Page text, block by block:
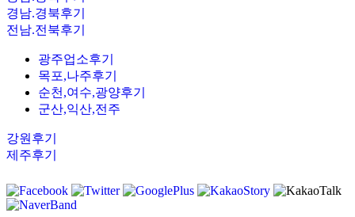
경남.경북후기
전남.전북후기
광주업소후기
목포,나주후기
순천,여수,광양후기
군산,익산,전주
강원후기
제주후기